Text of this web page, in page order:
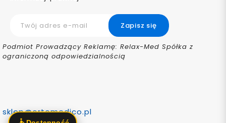
Podmiot Prowadzący Reklamę: Relax-Med Spółka z
ograniczoną odpowiedzialnością
sklep@ortomedico.pl